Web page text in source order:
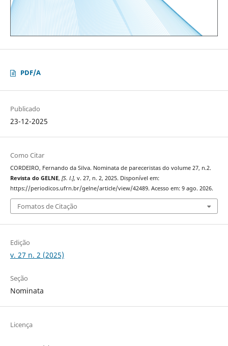
PDF/A
Publicado
23-12-2025
Como Citar
CORDEIRO, Fernando da Silva. Nominata de pareceristas do volume 27, n.2.
Revista do GELNE, [S. l.], v. 27, n. 2, 2025. Disponível em:
https://periodicos.ufrn.br/gelne/article/view/42489. Acesso em: 9 ago. 2026.
Fomatos de Citação
Edição
v. 27 n. 2 (2025)
Seção
Nominata
Licença